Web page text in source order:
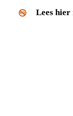
Lees hier